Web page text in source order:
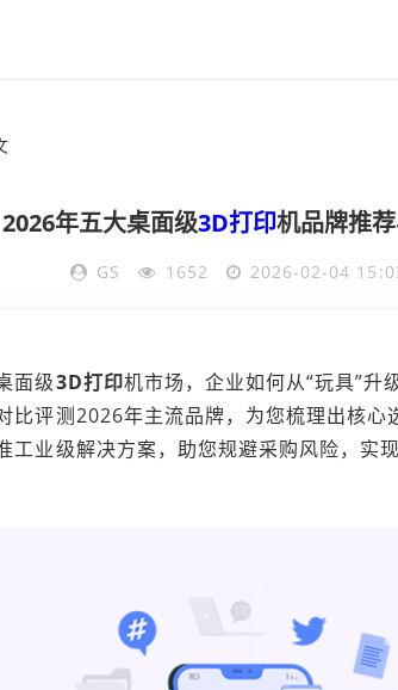
2026年五大桌面级3D打印机品牌推
GS 1652 2026-02-04
面级3D打印机市场，企业如何从“玩具”升
比评测2026年主流品牌，为您梳理出核心
工业级解决方案，助您规避采购风险，实